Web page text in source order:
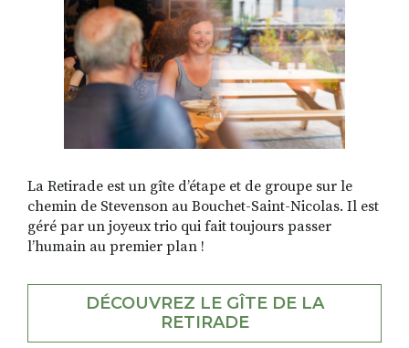
La Retirade est un gîte d’étape et de groupe sur le
chemin de Stevenson au Bouchet-Saint-Nicolas. Il est
géré par un joyeux trio qui fait toujours passer
l’humain au premier plan !
DÉCOUVREZ LE GÎTE DE LA
RETIRADE